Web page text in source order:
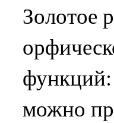
Золотое
можно